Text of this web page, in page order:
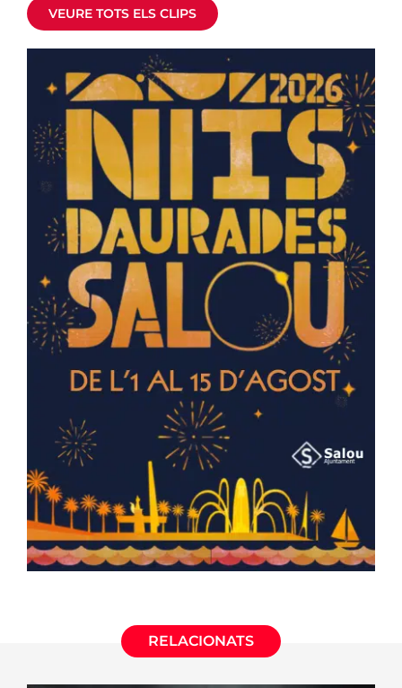
VEURE TOTS ELS CLIPS
RELACIONATS